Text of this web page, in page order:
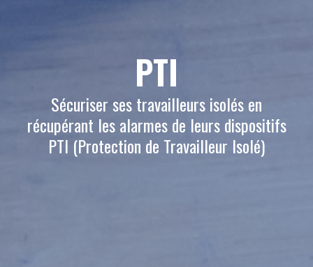
PTI
Sécuriser ses travailleurs isolés en
récupérant les alarmes de leurs dispositifs
PTI (Protection de Travailleur Isolé)